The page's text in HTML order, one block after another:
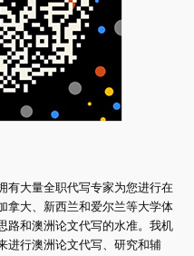
有大量全职代写专家为您进行在
拿大、新西兰和爱尔兰等大学体
路和澳洲论文代写的水准。我机
进行澳洲论文代写、研究和辅